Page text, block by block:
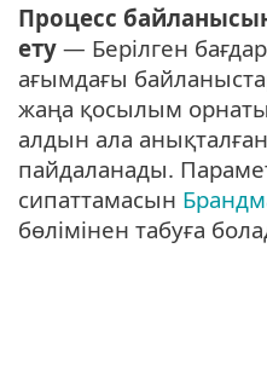
Процесс
ету — Берілген
ағымдағы
жаңа қосылым
алдын ала
пайдаланады.
сипаттамасын
бөлімінен табуға